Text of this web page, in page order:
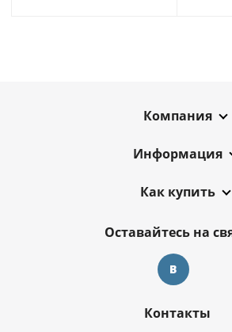
Компания
Информация
Как купить
Оставайтесь на
Контакты